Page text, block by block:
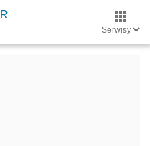
Serwisy